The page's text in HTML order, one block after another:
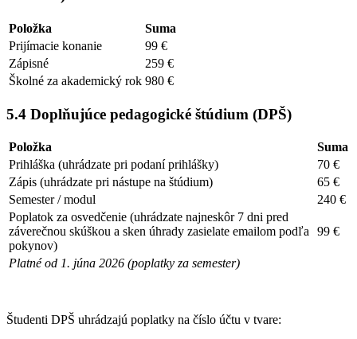
Položka
Suma
Prijímacie konanie
99 €
Zápisné
259 €
Školné za akademický rok 980 €
5.4 Doplňujúce pedagogické štúdium (DPŠ)
Položka
Suma
Prihláška (uhrádzate pri podaní prihlášky)
70 €
Zápis (uhrádzate pri nástupe na štúdium)
65 €
Semester / modul
240 €
Poplatok za osvedčenie (uhrádzate najneskôr 7 dni pred
záverečnou skúškou a sken úhrady zasielate emailom podľa
pokynov)
99 €
Platné od 1. júna 2026 (poplatky za semester)
Študenti DPŠ uhrádzajú poplatky na číslo účtu v tvare: